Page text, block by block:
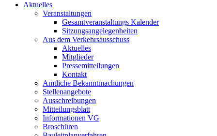
Aktuelles
Veranstaltungen
Gesamtveranstaltungs Kalender
Sitzungsangelegenheiten
Aus dem Verkehrsausschuss
Aktuelles
Mitglieder
Pressemitteilungen
Kontakt
Amtliche Bekanntmachungen
Stellenangebote
Ausschreibungen
Mitteilungsblatt
Informationen VG
Broschüren